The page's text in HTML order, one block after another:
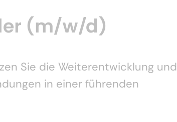
(m/w/d)
Sie die Weiterentwicklung und
in einer führenden